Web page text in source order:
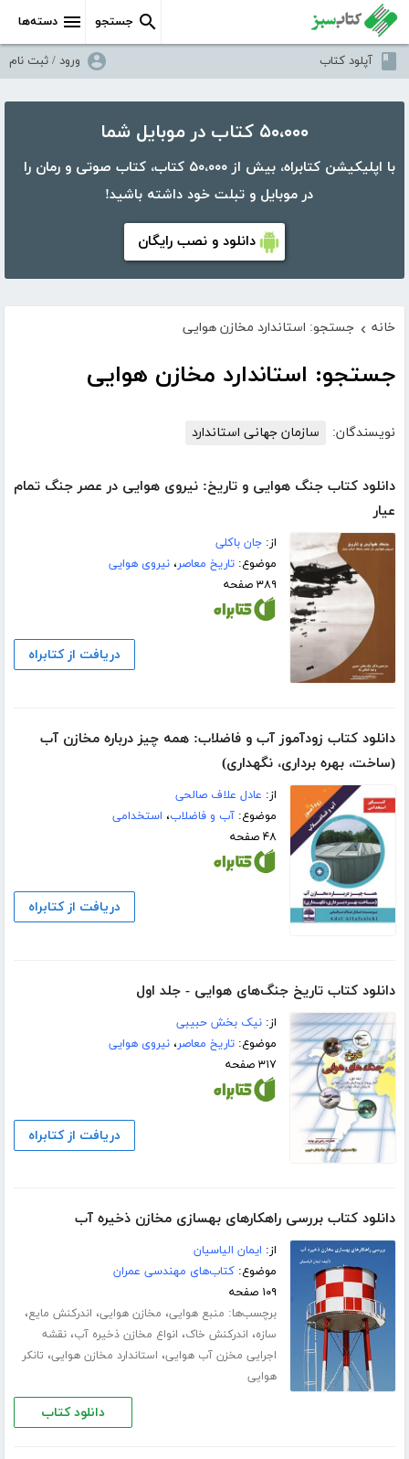
دسته‌ها جستجو
آپلود کتاب ورود / ثبت نام
۵۰،۰۰۰ کتاب در موبایل شما
با اپلیکیشن کتابراه، بیش از ۵۰،۰۰۰ کتاب، کتاب صوتی و رمان را
در موبایل و تبلت خود داشته باشید!
دانلود و نصب رایگان
خانه › جستجو: استاندارد مخازن هوایی
جستجو: استاندارد مخازن هوایی
نویسندگان: سازمان جهانی استاندارد
دانلود کتاب جنگ هوایی و تاریخ: نیروی هوایی در عصر جنگ تمام
عیار
از:جان باکلی
موضوع:تاریخ معاصر،نیروی هوایی
۳۸۹ صفحه
دریافت از کتابراه
دانلود کتاب زودآموز آب و فاضلاب: همه چیز درباره مخازن آب
(ساخت، بهره برداری، نگهداری)
از: عادل علاف صالحی
موضوع:آب و فاضلاب، استخدامی
۴۸ صفحه
دریافت از کتابراه
دانلود کتاب تاریخ جنگ‌های هوایی - جلد اول
از:نیک بخش حبیبی
موضوع:تاریخ معاصر،نیروی هوایی
۳۱۷ صفحه
دریافت از کتابراه
دانلود کتاب بررسی راهکارهای بهسازی مخازن ذخیره آب
از: ایمان الیاسیان
موضوع:کتاب‌های مهندسی عمران
۱۰۹ صفحه
برچسب‌ها: منبع هوایی، مخازن هوایی، اندرکنش مایع،
سازه، اندرکنش خاک، انواع مخازن ذخیره آب،نقشه
اجرایی مخزن آب هوایی، استاندارد مخازن هوایی، تانکر
هوایی
دانلود کتاب